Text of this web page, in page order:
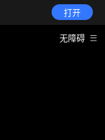
打开
无障碍